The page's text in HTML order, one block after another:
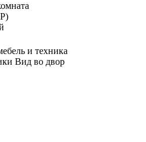
и техника
Вид во двор